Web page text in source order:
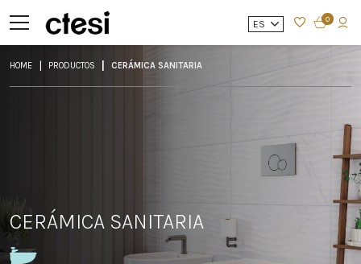
ES 0
HOME PRODUCTOS CERÁMICA SANITARIA
CERÁMICA SANITARIA